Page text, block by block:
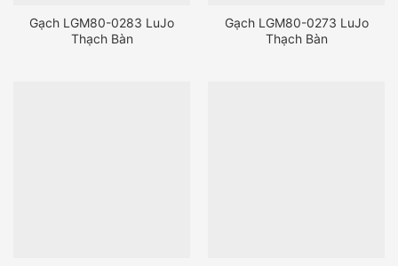
Gạch LGM80-0283 LuJo
Thạch Bàn
Gạch LGM80-0273 LuJo
Thạch Bàn